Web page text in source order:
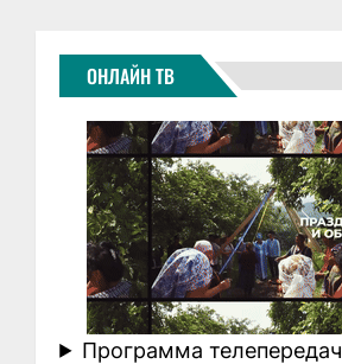
ОНЛАЙН ТВ
Программа телепередач